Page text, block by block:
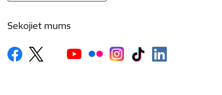
Sekojiet mums